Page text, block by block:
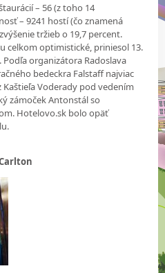
– 56 (z toho 14
– 9241 hostí (čo znamená
tržieb o 19,7 percent.
celkom optimistické, priniesol 13.
organizátora Radoslava
bedeckra Falstaff najviac
Voderady pod vedením
zámoček Antonstál so
Hotelovo.sk bolo opäť